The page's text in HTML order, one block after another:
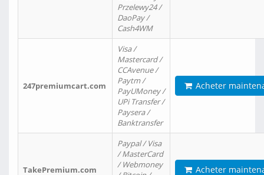
Przelewy24 /
DaoPay /
Cash4WM
247premiumcart.com
Visa /
Mastercard /
CCAvenue /
Paytm /
PayUMoney /
UPi Transfer /
Paysera /
Banktransfer
Acheter
TakePremium.com
Paypal / Visa
/ MasterCard
/ Webmoney
Acheter